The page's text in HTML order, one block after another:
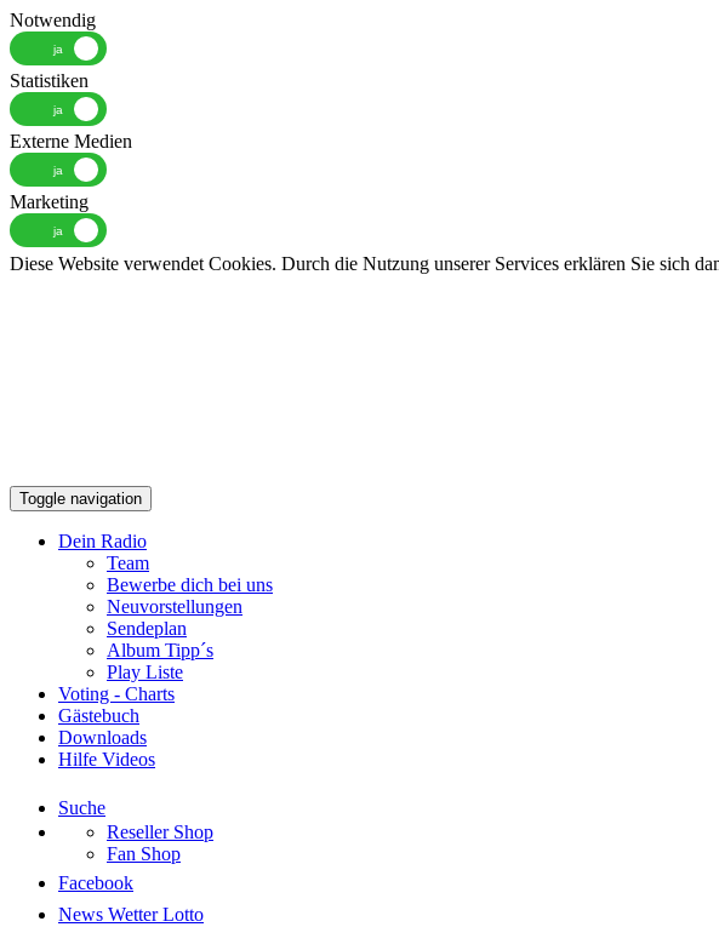
Notwendig
Statistiken
Externe Medien
Marketing
Diese Website verwendet Cookies. Durch die Nutzung unserer Services erklären Sie sich
Toggle navigation
Dein Radio
Team
Bewerbe dich bei uns
Neuvorstellungen
Sendeplan
Album Tipp´s
Play Liste
Voting - Charts
Gästebuch
Downloads
Hilfe Videos
Suche
Reseller Shop
Fan Shop
Facebook
News Wetter Lotto